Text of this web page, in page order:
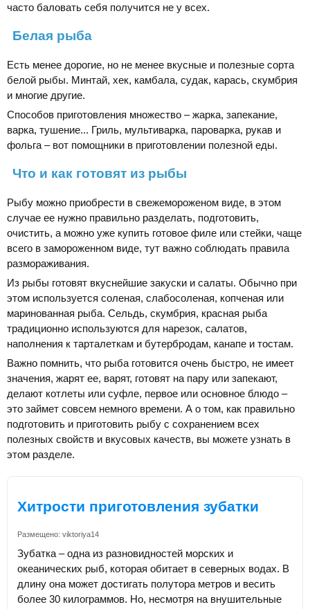
часто баловать себя получится не у всех.
Белая рыба
Есть менее дорогие, но не менее вкусные и полезные сорта
белой рыбы. Минтай, хек, камбала, судак, карась, скумбрия
и многие другие.
Способов приготовления множество – жарка, запекание,
варка, тушение... Гриль, мультиварка, пароварка, рукав и
фольга – вот помощники в приготовлении полезной еды.
Что и как готовят из рыбы
Рыбу можно приобрести в свежемороженом виде, в этом
случае ее нужно правильно разделать, подготовить,
очистить, а можно уже купить готовое филе или стейки, чаще
всего в замороженном виде, тут важно соблюдать правила
размораживания.
Из рыбы готовят вкуснейшие закуски и салаты. Обычно при
этом используется соленая, слабосоленая, копченая или
маринованная рыба. Сельдь, скумбрия, красная рыба
традиционно используются для нарезок, салатов,
наполнения к тарталеткам и бутербродам, канапе и тостам.
Важно помнить, что рыба готовится очень быстро, не имеет
значения, жарят ее, варят, готовят на пару или запекают,
делают котлеты или суфле, первое или основное блюдо –
это займет совсем немного времени. А о том, как правильно
подготовить и приготовить рыбу с сохранением всех
полезных свойств и вкусовых качеств, вы можете узнать в
этом разделе.
Хитрости приготовления зубатки
Размещено: viktoriya14
Зубатка – одна из разновидностей морских и
океанических рыб, которая обитает в северных водах. В
длину она может достигать полутора метров и весить
более 30 килограммов. Но, несмотря на внушительные